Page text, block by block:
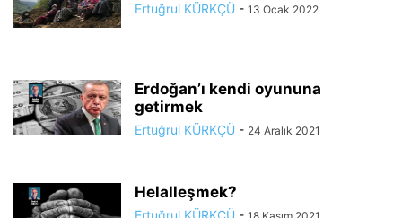
Ertuğrul KÜRKÇÜ - 13 Ocak 2022
Erdoğan’ı kendi oyununa
getirmek
Ertuğrul KÜRKÇÜ - 24 Aralık 2021
Helalleşmek?
Ertuğrul KÜRKÇÜ -